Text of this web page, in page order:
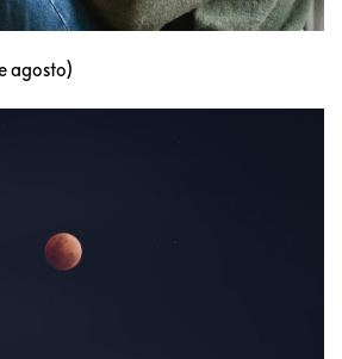
agosto)